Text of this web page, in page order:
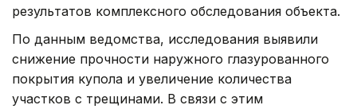
результатов комплексного обследования объекта.
По данным ведомства, исследования выявили
снижение прочности наружного глазурованного
покрытия купола и увеличение количества
участков с трещинами. В связи с этим